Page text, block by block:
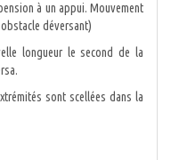
à un appui. Mouvement
déversant)
longueur le second de la
sont scellées dans la